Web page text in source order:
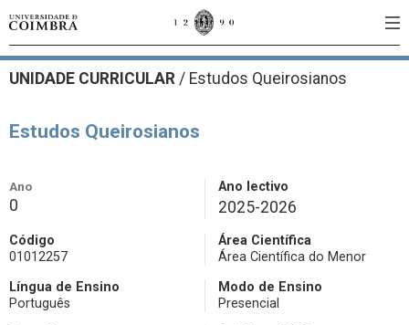
UNIDADE CURRICULAR / Estudos Queirosianos
Estudos Queirosianos
Ano
0
Ano lectivo
2025-2026
Código
01012257
Área Científica
Área Científica do Menor
Língua de Ensino
Português
Modo de Ensino
Presencial